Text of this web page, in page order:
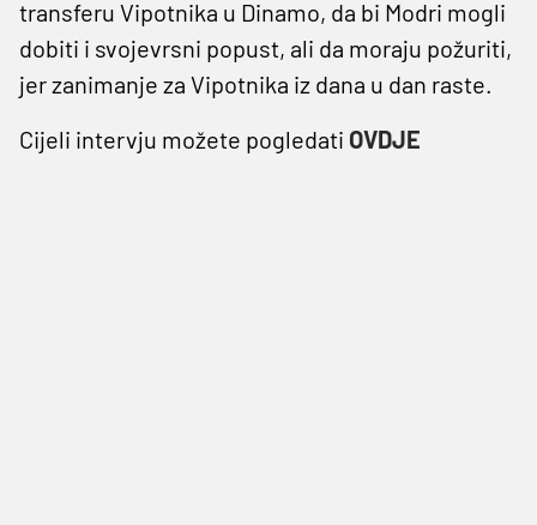
transferu Vipotnika u Dinamo, da bi Modri mogli
dobiti i svojevrsni popust, ali da moraju požuriti,
jer zanimanje za Vipotnika iz dana u dan raste.
Cijeli intervju možete pogledati OVDJE